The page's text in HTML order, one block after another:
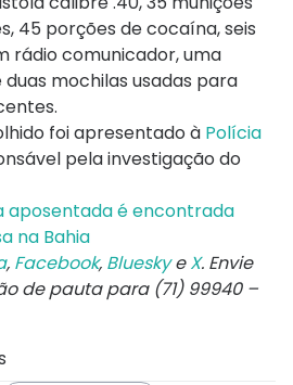
45 porções de cocaína, seis
rádio comunicador, uma
mochilas usadas para
foi apresentado à Polícia
pela investigação do
aposentada é encontrada
na Bahia
, Facebook, BlueskyeX. Envie
de pauta para (71) 99940 –